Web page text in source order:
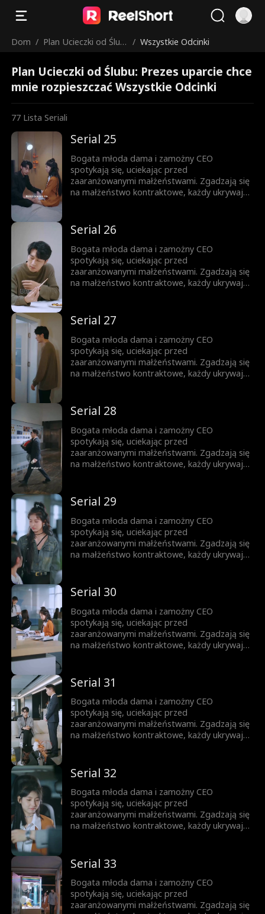
Dom / Plan Ucieczki od Ślub
e mnie rozpieszczać
/ Wszystkie Odcinki
Plan Ucieczki od Ślubu: Prezes uparcie chce
mnie rozpieszczać Wszystkie Odcinki
77 Lista Seriali
Serial 25
Bogata młoda dama i zamożny CEO
spotykają się, uciekając przed
zaaranżowanymi małżeństwami. Zgadzają się
na małżeństwo kontraktowe, każdy ukrywając
stopniowo rodzi się między nimi miłość.
Serial 26
Bogata młoda dama i zamożny CEO
spotykają się, uciekając przed
zaaranżowanymi małżeństwami. Zgadzają się
na małżeństwo kontraktowe, każdy ukrywając
stopniowo rodzi się między nimi miłość.
Serial 27
Bogata młoda dama i zamożny CEO
spotykają się, uciekając przed
zaaranżowanymi małżeństwami. Zgadzają się
na małżeństwo kontraktowe, każdy ukrywając
stopniowo rodzi się między nimi miłość.
Serial 28
Bogata młoda dama i zamożny CEO
spotykają się, uciekając przed
zaaranżowanymi małżeństwami. Zgadzają się
na małżeństwo kontraktowe, każdy ukrywając
stopniowo rodzi się między nimi miłość.
Serial 29
Bogata młoda dama i zamożny CEO
spotykają się, uciekając przed
zaaranżowanymi małżeństwami. Zgadzają się
na małżeństwo kontraktowe, każdy ukrywając
stopniowo rodzi się między nimi miłość.
Serial 30
Bogata młoda dama i zamożny CEO
spotykają się, uciekając przed
zaaranżowanymi małżeństwami. Zgadzają się
na małżeństwo kontraktowe, każdy ukrywając
stopniowo rodzi się między nimi miłość.
Serial 31
Bogata młoda dama i zamożny CEO
spotykają się, uciekając przed
zaaranżowanymi małżeństwami. Zgadzają się
na małżeństwo kontraktowe, każdy ukrywając
stopniowo rodzi się między nimi miłość.
Serial 32
Bogata młoda dama i zamożny CEO
spotykają się, uciekając przed
zaaranżowanymi małżeństwami. Zgadzają się
na małżeństwo kontraktowe, każdy ukrywając
stopniowo rodzi się między nimi miłość.
Serial 33
Bogata młoda dama i zamożny CEO
spotykają się, uciekając przed
zaaranżowanymi małżeństwami. Zgadzają się